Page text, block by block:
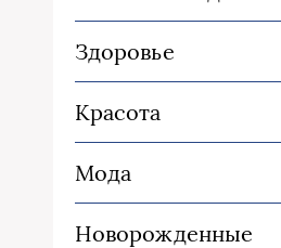
Здоровье
Красота
Мода
Новорожденные